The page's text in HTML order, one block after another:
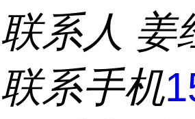
联系人 姜
联系手机